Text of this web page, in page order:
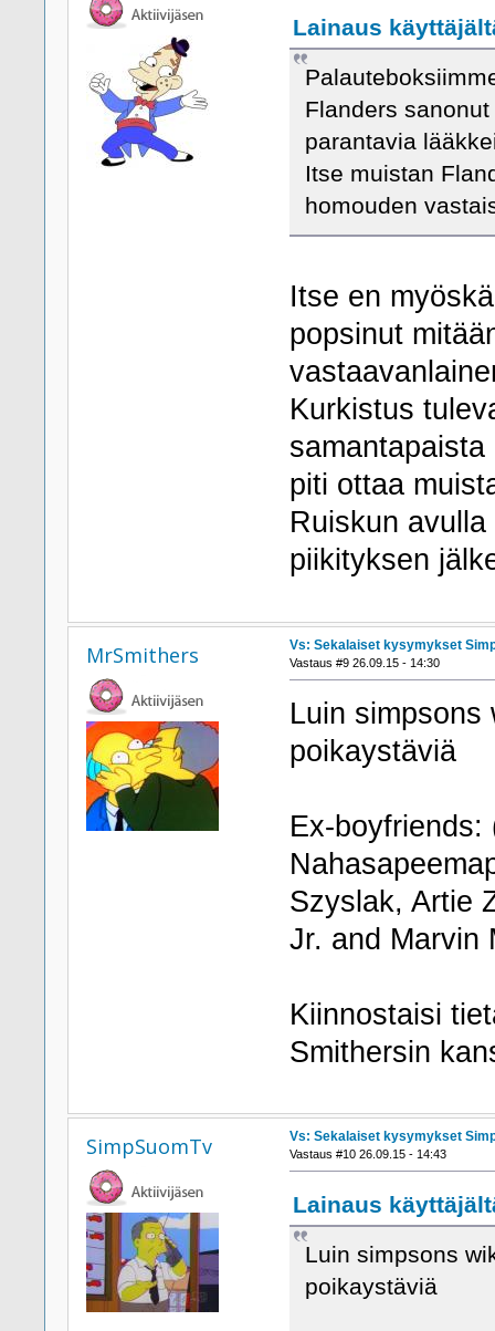
Lainaus
Flanders
parantavia
Itse muistan
homouden
Itse en
popsinut
Kurkistus
piti ottaa
Ruiskun
piikityksen
MrSmithers Vs: Sekalaiset kysymykset
Vastaus #9 26.09.15 - 14:30
Luin simpsons
poikaystäviä
Ex-boyfriends:
Szyslak, Artie
Jr. and Marvin
Kiinnostaisi
Smithersin
SimpSuomTv Vs: Sekalaiset kysymykset
Vastaus #10 26.09.15 - 14:43
Lainaus
Luin simpsons
poikaystäviä